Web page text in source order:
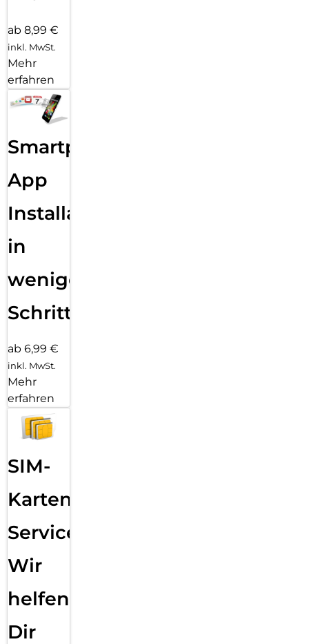
ab 8,99 €
inkl. MwSt.
Mehr
erfahren
Smartphone
App
Installation
in
wenigen
Schritten
ab 6,99 €
inkl. MwSt.
Mehr
erfahren
SIM-
Karten
Service:
Wir
helfen
Dir